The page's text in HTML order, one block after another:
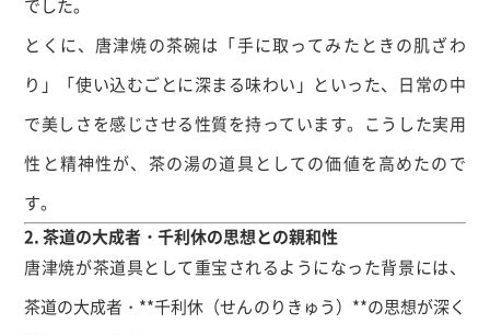
でした。
とくに、唐津焼の茶碗は「手に取ってみたときの肌ざわ
り」「使い込むごとに深まる味わい」といった、日常の中
で美しさを感じさせる性質を持っています。こうした実用
性と精神性が、茶の湯の道具としての価値を高めたので
す。
2. 茶道の大成者・千利休の思想との親和性
唐津焼が茶道具として重宝されるようになった背景には、
茶道の大成者・**千利休（せんのりきゅう）**の思想が深く